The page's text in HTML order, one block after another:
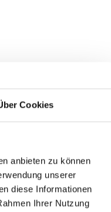
Cookies
anbieten zu können
unserer
diese Informationen
Ihrer Nutzung